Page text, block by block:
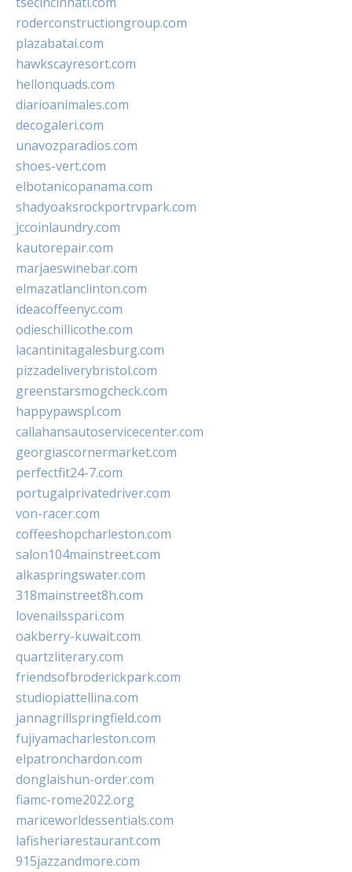
roderconstructiongroup.com
plazabatai.com
hawkscayresort.com
hellonquads.com
diarioanimales.com
decogaleri.com
unavozparadios.com
shoes-vert.com
elbotanicopanama.com
shadyoaksrockportrvpark.com
jccoinlaundry.com
kautorepair.com
marjaeswinebar.com
elmazatlanclinton.com
ideacoffeenyc.com
odieschillicothe.com
lacantinitagalesburg.com
pizzadeliverybristol.com
greenstarsmogcheck.com
happypawspl.com
callahansautoservicecenter.com
georgiascornermarket.com
perfectfit24-7.com
portugalprivatedriver.com
von-racer.com
coffeeshopcharleston.com
salon104mainstreet.com
alkaspringswater.com
318mainstreet8h.com
lovenailsspari.com
oakberry-kuwait.com
quartzliterary.com
friendsofbroderickpark.com
studiopiattellina.com
jannagrillspringfield.com
fujiyamacharleston.com
elpatronchardon.com
donglaishun-order.com
fiamc-rome2022.org
mariceworldessentials.com
lafisheriarestaurant.com
915jazzandmore.com